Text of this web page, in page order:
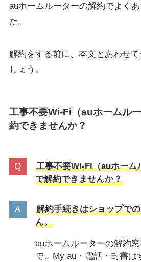
auホームルーターの解約でよく
た。
解約をする前に、本文とあわせ
しょう。
工事不要Wi-Fi（auホームル
約できませんか？
工事不要Wi-Fi（auホーム
で解約できませんか？
解約手続きはショップで
ん。
auホームルーターの解約
で、My au・電話・封書は